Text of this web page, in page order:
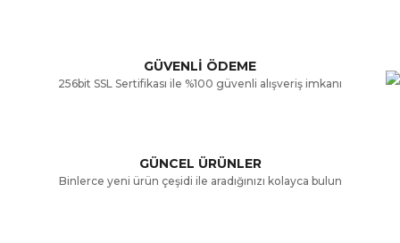
GÜVENLİ ÖDEME
256bit SSL Sertifikası ile %100 güvenli alışveriş imkanı
GÜNCEL ÜRÜNLER
Binlerce yeni ürün çeşidi ile aradığınızı kolayca bulun